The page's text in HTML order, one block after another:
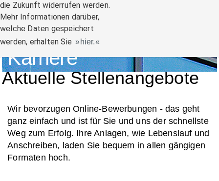
die Zukunft widerrufen werden.
Mehr Informationen darüber,
welche Daten gespeichert
werden, erhalten Sie
hier.
Karriere
Aktuelle Stellenangebote
Wir bevorzugen Online-Bewerbungen - das geht
ganz einfach und ist für Sie und uns der schnellste
Weg zum Erfolg. Ihre Anlagen, wie Lebenslauf und
Anschreiben, laden Sie bequem in allen gängigen
Formaten hoch.